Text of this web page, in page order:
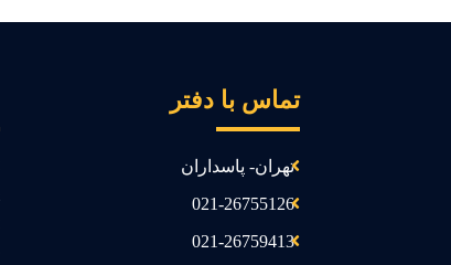
تماس با دفتر
تهران- پاسداران
021-26755126
021-26759413